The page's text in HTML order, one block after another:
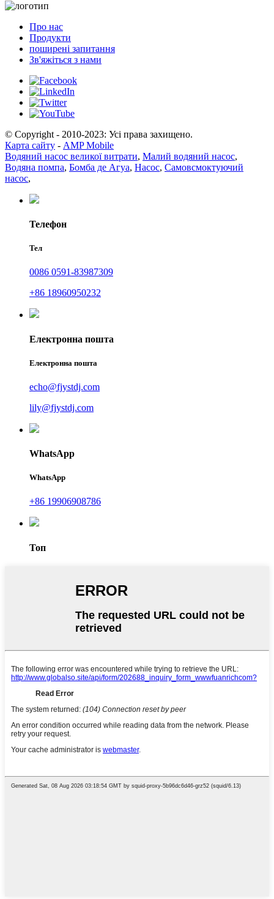
Про нас
Продукти
поширені запитання
Зв'яжіться з нами
© Copyright - 2010-2023: Усі права захищено.
Карта сайту - AMP Mobile
Водяний насос великої витрати, Малий водяний насос,
Водяна помпа, Бомба де Агуа, Насос, Самовсмоктуючий
насос,
Телефон
Тел
0086 0591-83987309
+86 18960950232
Електронна пошта
Електронна пошта
echo@fjystdj.com
lily@fjystdj.com
WhatsApp
WhatsApp
+86 19906908786
Топ